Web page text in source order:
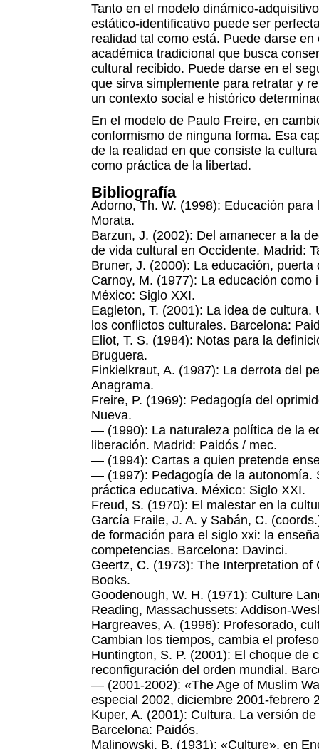
Tanto en el modelo dinámico-
estático-identificativo puede ser
realidad tal como está. Puede darse
académica tradicional que busca
cultural recibido. Puede darse en el
que sirva simplemente para retratar y
un contexto social e histórico
En el modelo de Paulo Freire, en
conformismo de ninguna forma. Esa
de la realidad en que consiste la
como práctica de la libertad.
Bibliografía
Adorno, Th. W. (1998): Educación
Morata.
Barzun, J. (2002): Del amanecer a la
de vida cultural en Occidente. Madrid:
Bruner, J. (2000): La educación,
Carnoy, M. (1977): La educación como
México: Siglo XXI.
Eagleton, T. (2001): La idea de
los conflictos culturales. Barcelona:
Eliot, T. S. (1984): Notas para la
Bruguera.
Finkielkraut, A. (1987): La derrota del
Anagrama.
Freire, P. (1969): Pedagogía del
Nueva.
— (1990): La naturaleza política de la
liberación. Madrid: Paidós / mec.
— (1994): Cartas a quien pretende
— (1997): Pedagogía de la autonomía.
práctica educativa. México: Siglo XXI.
Freud, S. (1970): El malestar en la
García Fraile, J. A. y Sabán, C.
de formación para el siglo xxi: la
competencias. Barcelona: Davinci.
Geertz, C. (1973): The Interpretation of
Books.
Goodenough, W. H. (1971): Culture
Reading, Massachussets: Addison-
Hargreaves, A. (1996): Profesorado,
Cambian los tiempos, cambia el
Huntington, S. P. (2001): El choque de
reconfiguración del orden mundial.
— (2001-2002): «The Age of Muslim
especial 2002, diciembre 2001-febrero
Kuper, A. (2001): Cultura. La versión
Barcelona: Paidós.
Malinowski, B. (1931): «Culture», en